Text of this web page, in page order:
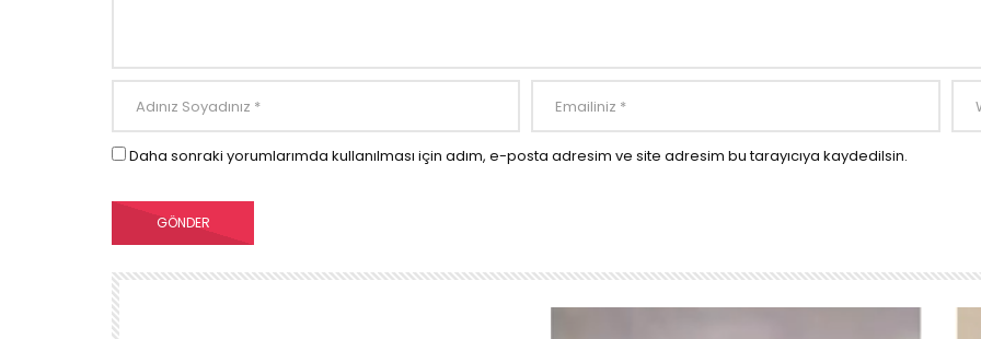
Daha sonraki yorumlarımda kullanılması için adım, e-posta adresim ve site adresim bu tarayıcıya kaydedilsin.